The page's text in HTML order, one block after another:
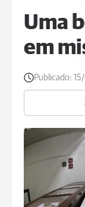
Uma
em
Publicado: